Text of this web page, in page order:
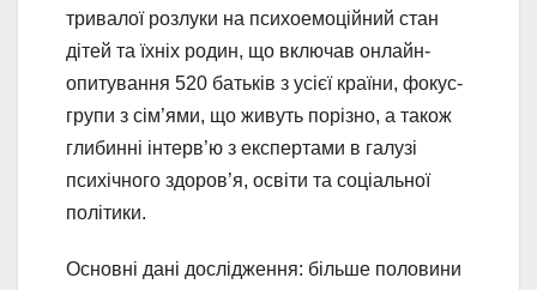
тривалої розлуки на психоемоційний стан
дітей та їхніх родин, що включав онлайн-
опитування 520 батьків з усієї країни, фокус-
групи з сім’ями, що живуть порізно, а також
глибинні інтерв’ю з експертами в галузі
психічного здоров’я, освіти та соціальної
політики.
Основні дані дослідження: більше половини